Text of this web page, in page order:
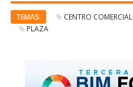
TEMAS: CENTRO COMERCIAL
PLAZA